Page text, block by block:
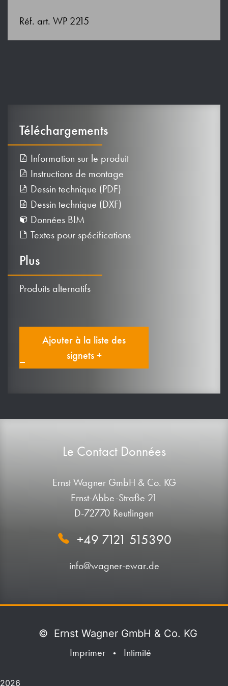
Réf. art. WP 2215
Téléchargements
Information sur le produit
Instructions de montage
Dessin technique (PDF)
Dessin technique (DXF)
Données BIM
Textes pour spécifications
Plus
Produits alternatifs
Ajouter à la liste des
signets +
Le Contact Données
Ernst Wagner GmbH & Co. KG
Ernst-Abbe-Straße 21
D-72770 Reutlingen
+49 7121 515390
info@wagner-ewar.de
© Ernst Wagner GmbH & Co. KG
Imprimer
• Intimité
2026